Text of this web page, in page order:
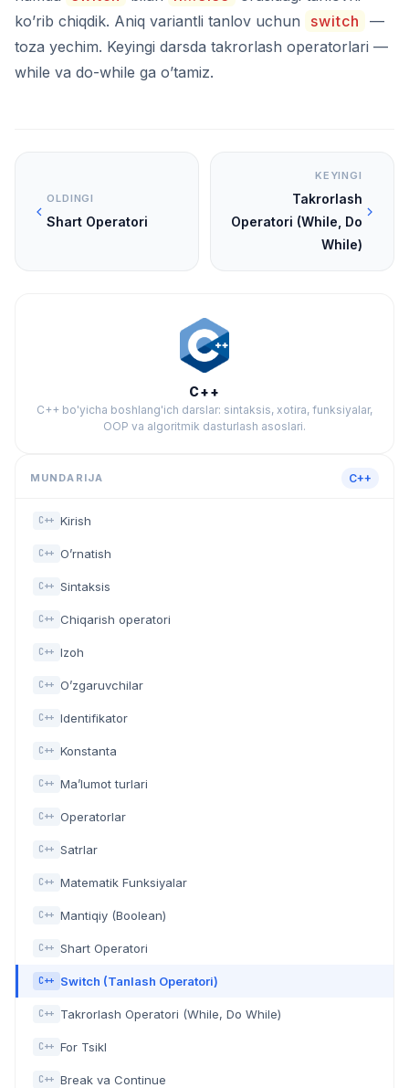
ko’rib chiqdik. Aniq variantli tanlov uchun
switch
—
toza yechim. Keyingi darsda takrorlash operatorlari —
while va do-while ga o’tamiz.
OLDINGI
Shart Operatori
KEYINGI
Takrorlash
Operatori (While, Do
While)
C++
C++ bo'yicha boshlang'ich darslar: sintaksis, xotira, funksiyalar,
OOP va algoritmik dasturlash asoslari.
MUNDARIJA C++
C++ Kirish
C++ O’rnatish
C++ Sintaksis
C++ Chiqarish operatori
C++ Izoh
C++ O’zgaruvchilar
C++ Identifikator
C++ Konstanta
C++ Ma’lumot turlari
C++ Operatorlar
C++ Satrlar
C++ Matematik Funksiyalar
C++ Mantiqiy (Boolean)
C++ Shart Operatori
C++ Switch (Tanlash Operatori)
C++ Takrorlash Operatori (While, Do While)
C++ For Tsikl
C++ Break va Continue